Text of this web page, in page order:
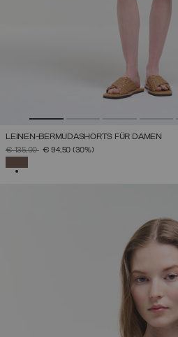
LEINEN-BERMUDASHORTS FÜR DAMEN
PREIS REDUZIERT VON
€ 135,00AUF
€ 94,50 (30%)